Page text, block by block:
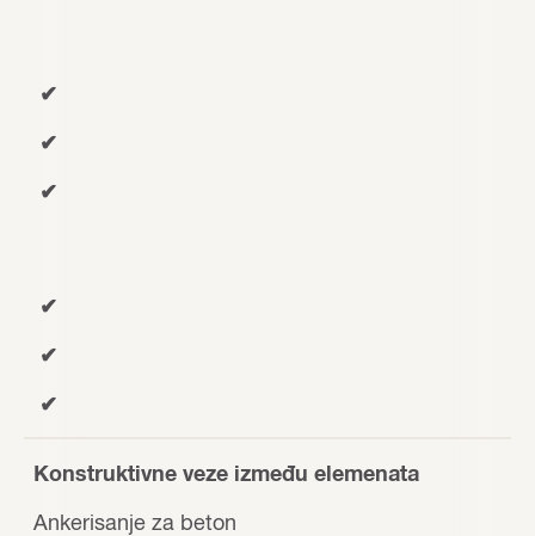
✔
✔
✔
✔
✔
✔
Konstruktivne veze između elemenata
Ankerisanje za beton